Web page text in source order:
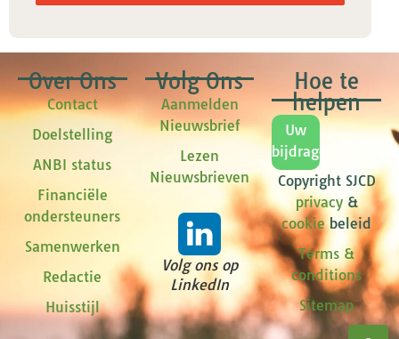
Over Ons
Contact
Doelstelling
ANBI status
Financiële
ondersteuners
Samenwerken
Redactie
Huisstijl
Volg Ons
Aanmelden
Nieuwsbrief
Lezen
Nieuwsbrieven
Volg ons op
LinkedIn
Hoe te
helpen
Uw
bijdrage
Copyright SJCD
privacy&
cookiebeleid
Terms &
conditions
Sitemap